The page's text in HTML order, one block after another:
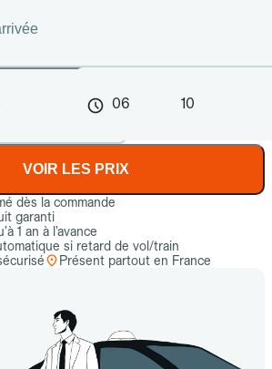
06 10
VOIR LES PRIX
dès la commande
garanti
1 an à l’avance
si retard de vol/train
Présent partout en France